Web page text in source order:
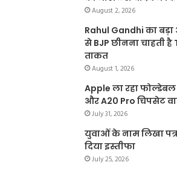
August 2, 2026
Rahul Gandhi का
से BJP छीनना चाहती
ताकत
August 1, 2026
Apple ला रहा
और A20 Pro चिपसेट
July 31, 2026
युवाओं के नाम लिखा पत्र
दिया इस्तीफा
July 25, 2026